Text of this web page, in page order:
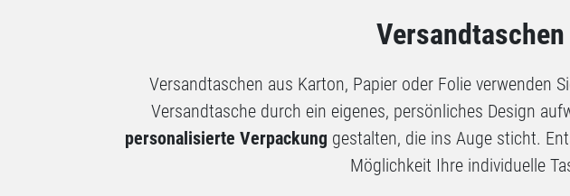
Versandtaschen aus Karton, Papier oder Folie verwenden
Versandtasche durch ein eigenes, persönliches Design
personalisierte Verpackung gestalten, die ins Auge sticht.
Möglichkeit Ihre individuelle